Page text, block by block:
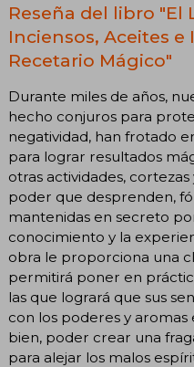
Reseña del libro
Inciensos, Aceites e
Recetario Mágico"
Durante miles de años,
hecho conjuros para
negatividad, han frotado
para lograr resultados
otras actividades,
poder que desprenden,
mantenidas en secreto
conocimiento y la
obra le proporciona una
permitirá poner en
las que logrará que sus
con los poderes y aromas
bien, poder crear una
para alejar los malos